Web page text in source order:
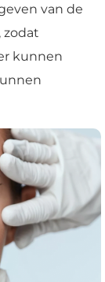
van de
zodat
kunnen